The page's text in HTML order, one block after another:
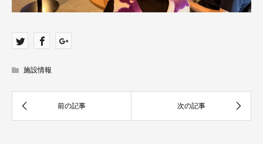
施設情報